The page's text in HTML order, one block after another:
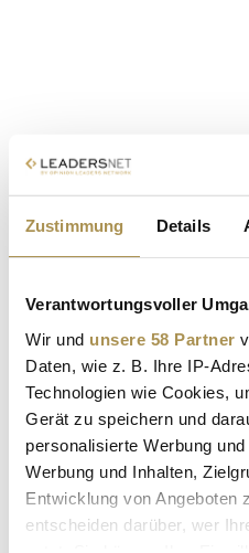
Zustimmung Details
Verantwortungsvoller
Wir und unsere 58 Partner
Daten, wie z. B. Ihre IP-
Technologien wie Cookies,
Gerät zu speichern und
personalisierte Werbung
Werbung und Inhalten,
Entwicklung von Angeboten
entscheiden darüber, wer